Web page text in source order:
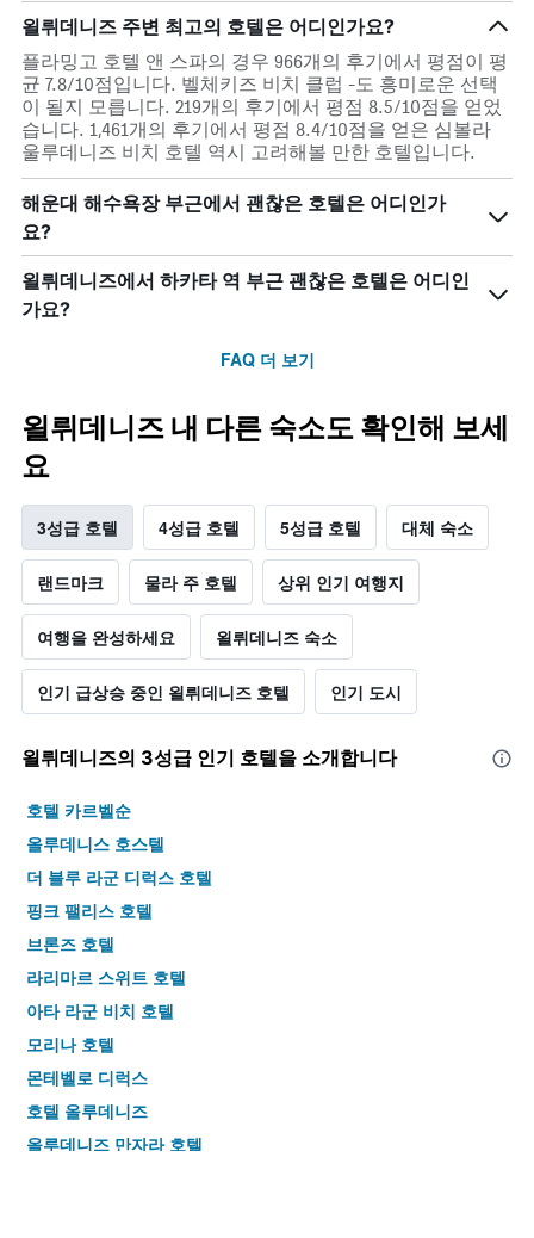
욀뤼데니즈 주변 최고의 호텔은 어디인가요?
플라밍고 호텔 앤 스파의 경우 966개의 후기에서 평점이 평
균 7.8/10점입니다. 벨체키즈 비치 클럽 -도 흥미로운 선택
이 될지 모릅니다. 219개의 후기에서 평점 8.5/10점을 얻었
습니다. 1,461개의 후기에서 평점 8.4/10점을 얻은 심볼라
울루데니즈 비치 호텔 역시 고려해볼 만한 호텔입니다.
해운대 해수욕장 부근에서 괜찮은 호텔은 어디인가
요?
욀뤼데니즈에서 하카타 역 부근 괜찮은 호텔은 어디인
가요?
FAQ 더 보기
욀뤼데니즈 내 다른 숙소도 확인해 보세
요
3성급 호텔 4성급 호텔 5성급 호텔 대체 숙소
랜드마크 물라 주 호텔 상위 인기 여행지
여행을 완성하세요 욀뤼데니즈 숙소
인기 급상승 중인 욀뤼데니즈 호텔 인기 도시
욀뤼데니즈​의 3​성급 인기 호텔을 소개합니다
호텔 카르벨순
올루데니스 호스텔
더 블루 라군 디럭스 호텔
핑크 팰리스 호텔
브론즈 호텔
라리마르 스위트 호텔
아타 라군 비치 호텔
모리나 호텔
몬테벨로 디럭스
호텔 올루데니즈
올루데니즈 만자라 호텔